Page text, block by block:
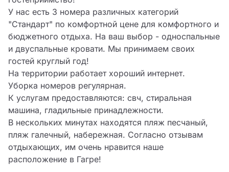
У нас есть 3 номера различных категорий
"Стандарт" по комфортной цене для комфортного и
бюджетного отдыха. На ваш выбор - односпальные
и двуспальные кровати. Мы принимаем своих
гостей круглый год!
На территории работает хороший интернет.
Уборка номеров регулярная.
К услугам предоставляются: свч, стиральная
машина, гладильные принадлежности.
В нескольких минутах находятся пляж песчаный,
пляж галечный, набережная. Согласно отзывам
отдыхающих, им очень нравится наше
расположение в Гагре!